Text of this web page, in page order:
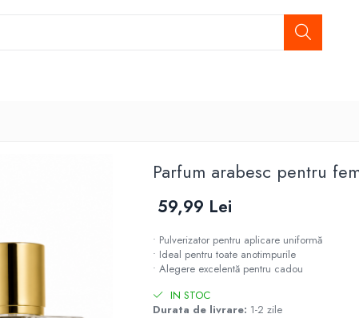
Parfum arabesc pentru
59,99 Lei
• Pulverizator pentru aplicare uniformă
• Ideal pentru toate anotimpurile
• Alegere excelentă pentru cadou
IN STOC
Durata de livrare: 1-2 zile